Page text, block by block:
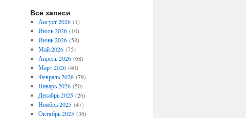
Все записи
Август 2026(1)
Июль 2026(10)
Июнь 2026(58)
Май 2026(75)
Апрель 2026(68)
Март 2026(40)
Февраль 2026(79)
Январь 2026(50)
Декабрь 2025(26)
Ноябрь 2025(47)
Октябрь 2025(36)